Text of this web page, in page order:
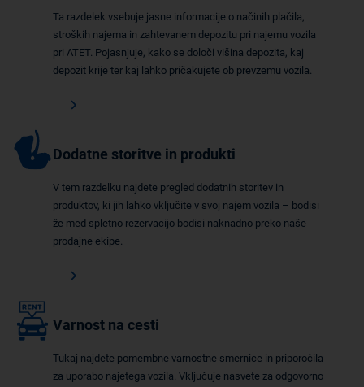
Ta razdelek vsebuje jasne informacije o načinih plačila,
stroških najema in zahtevanem depozitu pri najemu vozila
pri ATET. Pojasnjuje, kako se določi višina depozita, kaj
depozit krije ter kaj lahko pričakujete ob prevzemu vozila.
Dodatne storitve in produkti
V tem razdelku najdete pregled dodatnih storitev in
produktov, ki jih lahko vključite v svoj najem vozila – bodisi
že med spletno rezervacijo bodisi naknadno preko naše
prodajne ekipe.
Varnost na cesti
Tukaj najdete pomembne varnostne smernice in priporočila
za uporabo najetega vozila. Vključuje nasvete za odgovorno